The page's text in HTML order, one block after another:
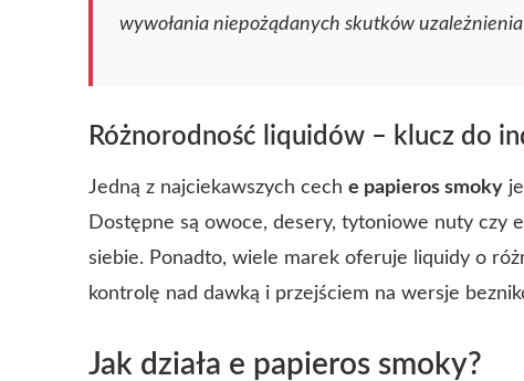
wywołania niepożądanych skutków
Różnorodność liquidów – klucz do
Jedną z najciekawszych cech e papieros smoky
Dostępne są owoce, desery, tytoniowe nuty czy
siebie. Ponadto, wiele marek oferuje liquidy o
kontrolę nad dawką i przejściem na wersje
Jak działa e papieros smoky?